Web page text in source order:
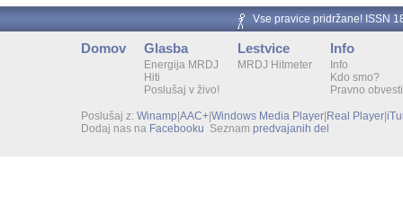
Vse pravice pridržane! ISSN
Domov Glasba
Energija MRDJ
Hiti
Poslušaj v živo!
Lestvice
MRDJ Hitmeter
Info
Info
Kdo smo?
Pravno
Poslušaj z: Winamp AAC+ Windows Media Player Real Player
Dodaj nas na Facebooku Seznam predvajanih del